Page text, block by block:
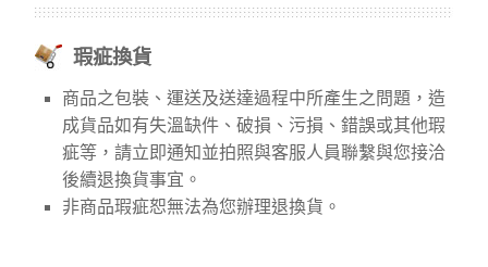
瑕疵換貨
商品之包裝、運送及送達過程中所產生之問題，造
成貨品如有失溫缺件、破損、污損、錯誤或其他瑕
疵等，請立即通知並拍照與客服人員聯繫與您接洽
後續退換貨事宜。
非商品瑕疵恕無法為您辦理退換貨。